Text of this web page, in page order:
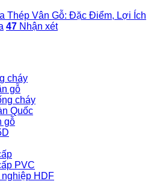
Thép Vân Gỗ: Đặc Điểm, Lợi Ích
47 Nhận xét
cháy
gỗ
cháy
Quốc
gỗ
PVC
HDF